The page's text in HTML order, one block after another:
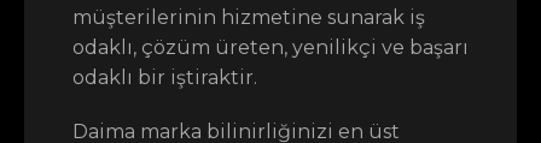
müşterilerinin hizmetine sunarak iş
odaklı, çözüm üreten, yenilikçi ve başarı
odaklı bir iştiraktir.
Daima marka bilinirliğinizi en üst